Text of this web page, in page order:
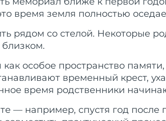
время земля полностью
рядом со стелой. Некоторые
особое пространство
временный крест,
время родственники
— например, спустя год